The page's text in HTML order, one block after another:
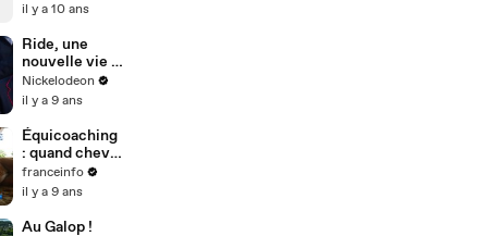
il y a 10 ans
Ride, une
nouvelle vie à
cheval |
Course en
NICKELODEO
N Teen
Nickelodeon
il y a 9 ans
Équicoaching
: quand cheval
rime avec
développeme
franceinfo
il y a 9 ans
Au Galop !